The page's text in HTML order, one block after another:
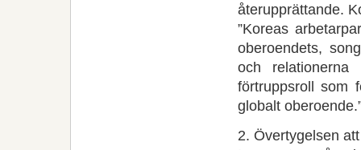
återupprättande.
”Koreas
oberoendets,
och
förtruppsroll som
globalt
2. Övertygelsen